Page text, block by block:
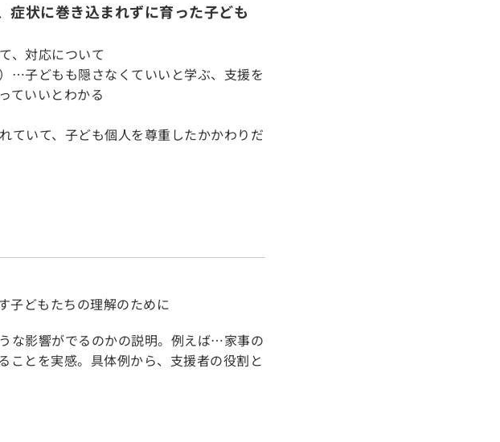
症状に巻き込まれずに育った子ども
、対応について
…子どもも隠さなくていいと学ぶ、支援を
ていいとわかる
ていて、子ども個人を尊重したかかわりだ
どもたちの理解のために
な影響がでるのかの説明。例えば…家事の
ことを実感。具体例から、支援者の役割と